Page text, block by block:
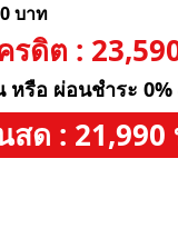
บาท
รดิต :
หรือ ผ่อนชำระ 0%
สด : 21,990